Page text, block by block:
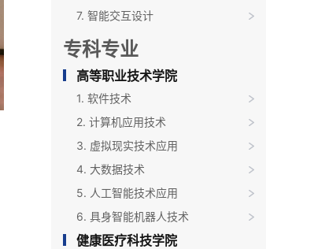
7. 智能交互设计
专科专业
高等职业技术学院
1. 软件技术
2. 计算机应用技术
3. 虚拟现实技术应用
4. 大数据技术
5. 人工智能技术应用
6. 具身智能机器人技术
健康医疗科技学院